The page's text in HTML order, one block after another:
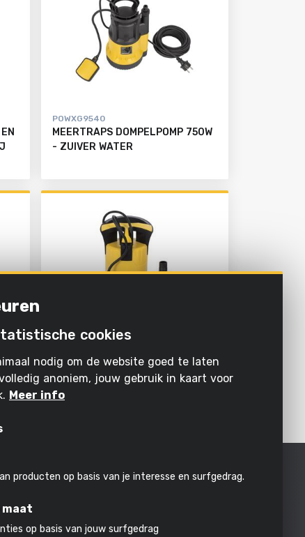
POWXG9540
MEERTRAPS DOMPELPOMP 750W
- ZUIVER WATER
DOMPELPOMP 250W - ZUIVER
WATER
cookies
nodig om de website goed te laten
anoniem, jouw gebruik in kaart voor
Meer info
producten op basis van je interesse en surfgedrag.
op basis van jouw surfgedrag